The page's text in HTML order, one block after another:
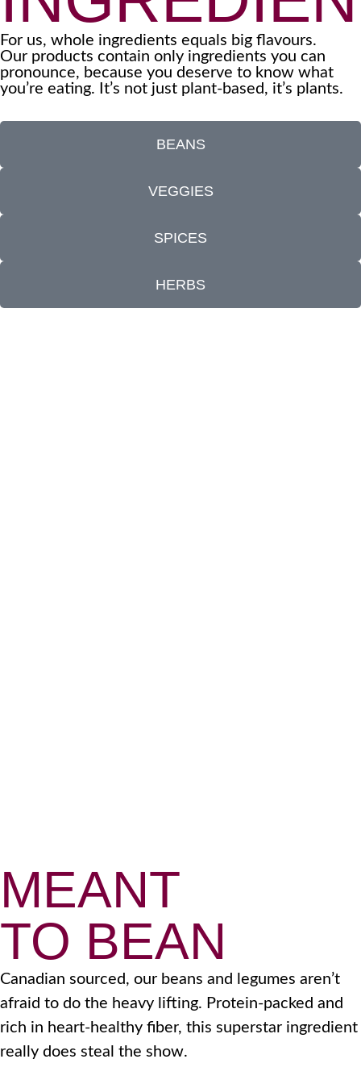
For us, whole ingredients equals big flavours.
Our products contain only ingredients you can
pronounce, because you deserve to know what
you’re eating. It’s not just plant-based, it’s plants.
BEANS
VEGGIES
SPICES
HERBS
MEANT
TO BEAN
Canadian sourced, our beans and legumes aren’t
afraid to do the heavy lifting. Protein-packed and
rich in heart-healthy fiber, this superstar ingredient
really does steal the show.